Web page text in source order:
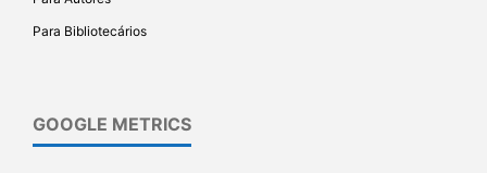
Para Bibliotecários
GOOGLE METRICS